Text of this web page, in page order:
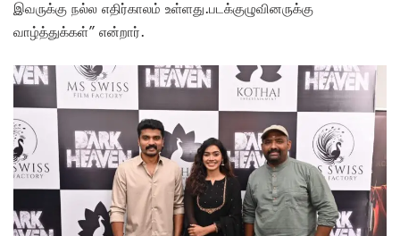
இவருக்கு நல்ல எதிர்காலம் உள்ளது.படக்குழுவினருக்கு
வாழ்த்துக்கள்” என்றார்.